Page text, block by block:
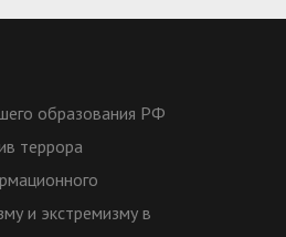
образования РФ
террора
и экстремизму в